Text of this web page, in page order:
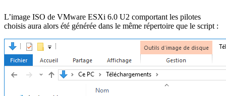
L’image ISO de VMware ESXi 6.0 U2 comportant les pilotes
choisis aura alors été générée dans le même répertoire que le script :